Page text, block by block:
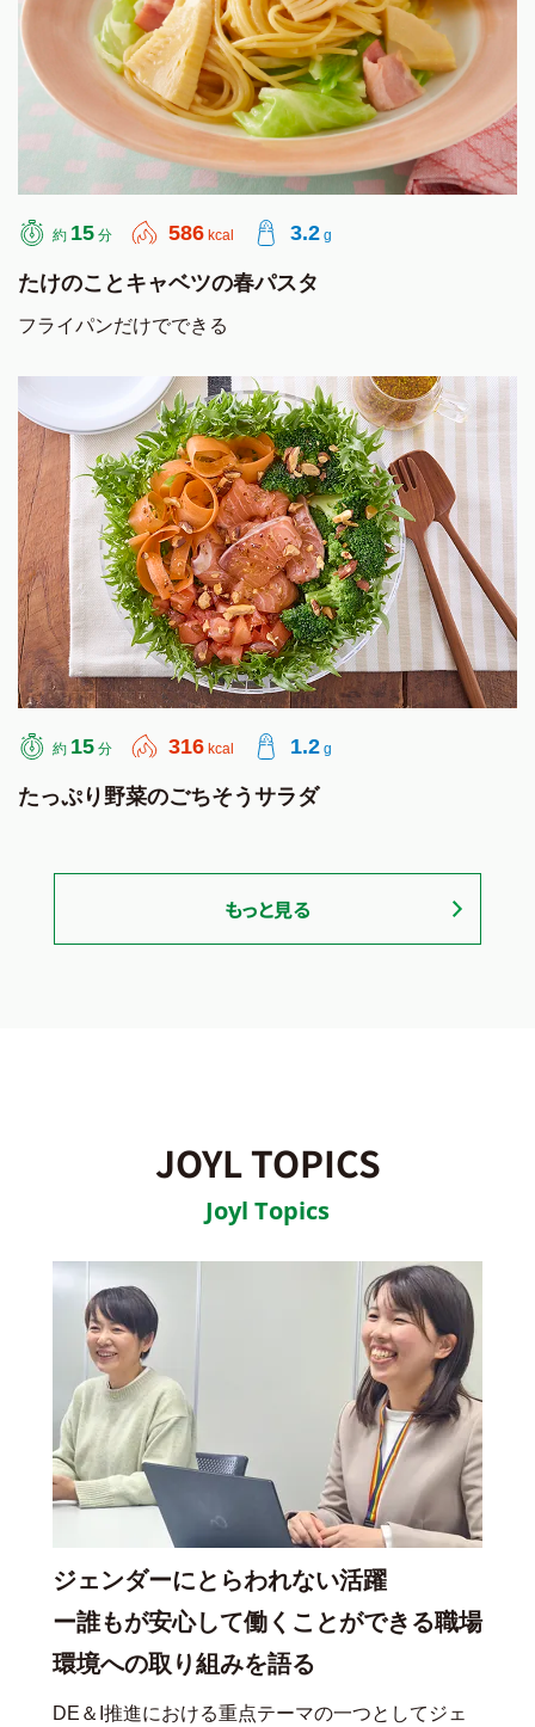
約 15 分 586 kcal 3.2 g
たけのことキャベツの春パスタ
フライパンだけでできる
約 15 分 316 kcal 1.2 g
たっぷり野菜のごちそうサラダ
もっと見る
JOYL TOPICS
Joyl Topics
ジェンダーにとらわれない活躍
ー誰もが安心して働くことができる職場
環境への取り組みを語る
DE＆I推進における重点テーマの一つとしてジェ